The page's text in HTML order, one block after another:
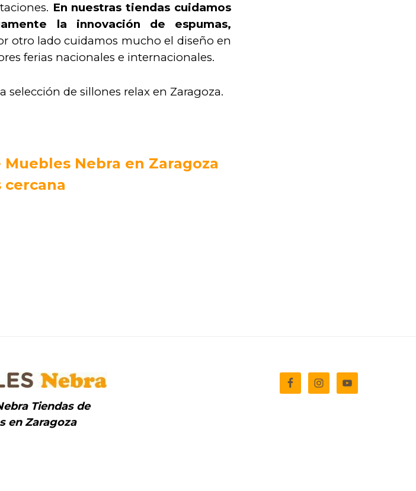
En nuestras tiendas cuidamos
la innovación de espumas,
otro lado cuidamos mucho el diseño en
ferias nacionales e internacionales.
selección de sillones relax en Zaragoza.
Nebra en Zaragoza
cercana
Tiendas de
en Zaragoza